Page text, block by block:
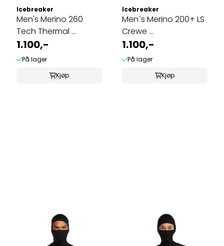
Icebreaker
Men's Merino 260
Tech Thermal ...
1.100,-
På lager
Kjøp
Icebreaker
Men´s Merino 200+ LS
Crewe ...
1.100,-
På lager
Kjøp